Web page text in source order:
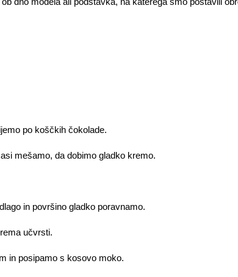
po koščkih čokolade.
mešamo, da dobimo gladko kremo.
in površino gladko poravnamo.
učvrsti.
in posipamo s kosovo moko.